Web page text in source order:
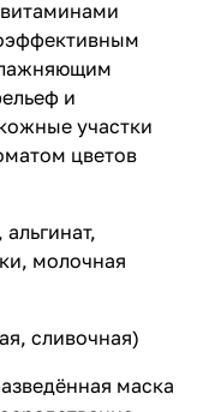
и
участки
цветов
молочная
сливочная)
маска